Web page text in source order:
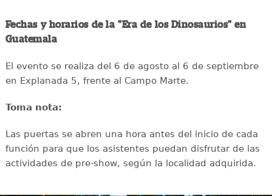
Fechas y horarios de la "Era de los Dinosaurios" en
Guatemala
El evento se realiza del 6 de agosto al 6 de septiembre
en Explanada 5, frente al Campo Marte.
Toma nota:
Las puertas se abren una hora antes del inicio de cada
función para que los asistentes puedan disfrutar de las
actividades de pre-show, según la localidad adquirida.